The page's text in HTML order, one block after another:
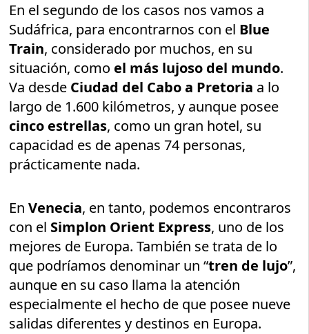
En el segundo de los casos nos vamos a
Sudáfrica, para encontrarnos con el Blue
Train, considerado por muchos, en su
situación, como el más lujoso del mundo.
Va desde Ciudad del Cabo a Pretoria a lo
largo de 1.600 kilómetros, y aunque posee
cinco estrellas, como un gran hotel, su
capacidad es de apenas 74 personas,
prácticamente nada.
EnVenecia, en tanto, podemos encontraros
con el Simplon Orient Express, uno de los
mejores de Europa. También se trata de lo
que podríamos denominar un “tren de lujo”,
aunque en su caso llama la atención
especialmente el hecho de que posee nueve
salidas diferentes y destinos en Europa.